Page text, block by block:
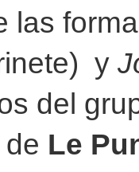
las
y
del
Le